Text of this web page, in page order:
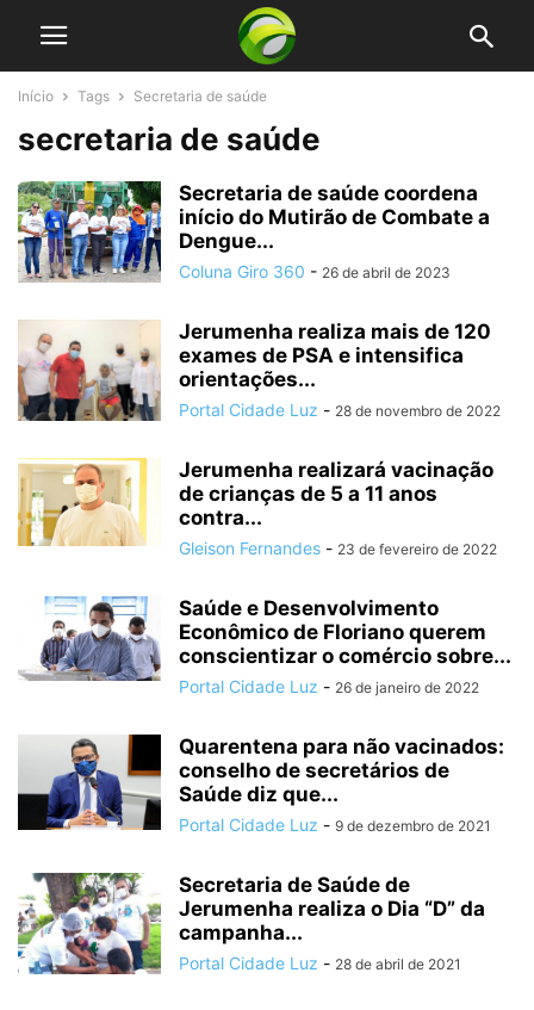
Início Tags Secretaria de saúde
secretaria de saúde
Secretaria de saúde coordena
início do Mutirão de Combate a
Dengue...
Coluna Giro 360 - 26 de abril de 2023
Jerumenha realiza mais de 120
exames de PSA e intensifica
orientações...
Portal Cidade Luz - 28 de novembro de 2022
Jerumenha realizará vacinação
de crianças de 5 a 11 anos
contra...
Gleison Fernandes - 23 de fevereiro de 2022
Saúde e Desenvolvimento
Econômico de Floriano querem
conscientizar o comércio sobre...
Portal Cidade Luz - 26 de janeiro de 2022
Quarentena para não vacinados:
conselho de secretários de
Saúde diz que...
Portal Cidade Luz - 9 de dezembro de 2021
Secretaria de Saúde de
Jerumenha realiza o Dia “D” da
campanha...
Portal Cidade Luz - 28 de abril de 2021